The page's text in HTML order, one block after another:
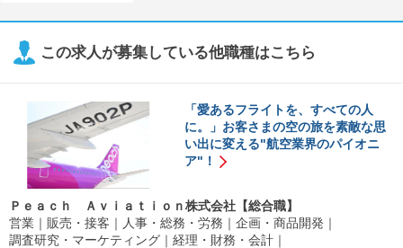
この求人が募集している他職種はこちら
「愛あるフライトを、すべての人
に。」お客さまの空の旅を素敵な思
い出に変える"航空業界のパイオニ
ア"！
Ｐｅａｃｈ Ａｖｉａｔｉｏｎ株式会社【総合職】
営業
販売・接客 人事・総務・労務
企画・商品開発
調査研究・マーケティング
経理・財務・会計